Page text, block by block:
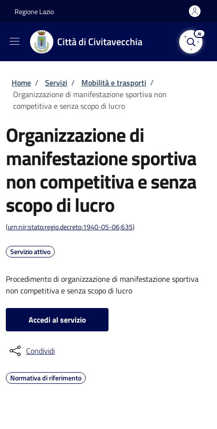
Regione Lazio
Città di Civitavecchia
AI
Briciole di pane
Home / Servizi / Mobilità e trasporti /
Organizzazione di manifestazione sportiva non
competitiva e senza scopo di lucro
Organizzazione di
manifestazione sportiva
non competitiva e senza
scopo di lucro
(urn:nir:stato:regio.decreto:1940-05-06;635)
Servizio attivo
Procedimento di organizzazione di manifestazione sportiva
non competitiva e senza scopo di lucro
Accedi al servizio
Condividi
Normativa di riferimento